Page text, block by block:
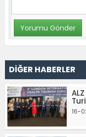
DİĞER HABERLER
16-